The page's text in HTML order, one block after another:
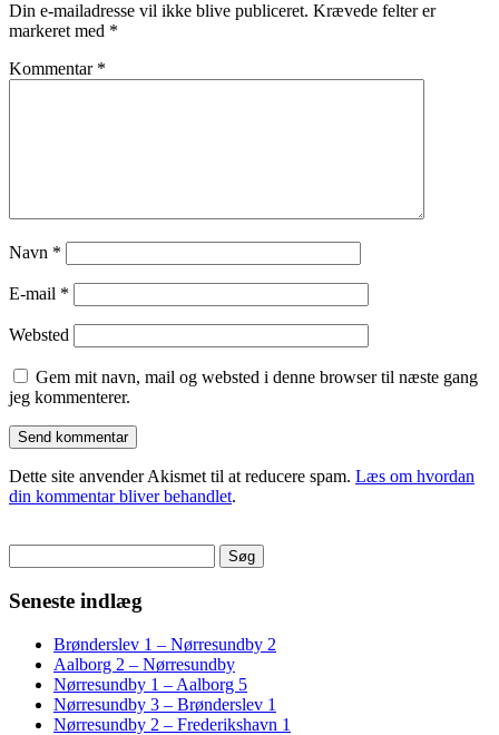
Din e-mailadresse vil ikke blive publiceret. Krævede felter er
markeret med *
Kommentar *
Navn *
E-mail *
Websted
Gem mit navn, mail og websted i denne browser til næste gang
jeg kommenterer.
Dette site anvender Akismet til at reducere spam. Læs om hvordan
din kommentar bliver behandlet.
efter:
Seneste indlæg
Brønderslev 1 – Nørresundby 2
Aalborg 2 – Nørresundby
Nørresundby 1 – Aalborg 5
Nørresundby 3 – Brønderslev 1
Nørresundby 2 – Frederikshavn 1